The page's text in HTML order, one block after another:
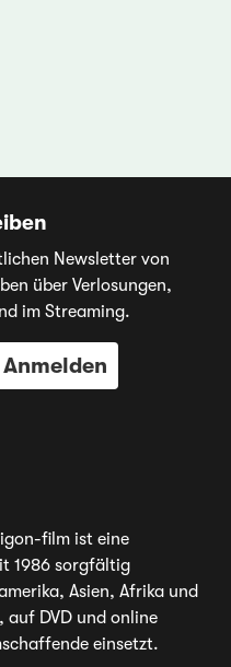
Newsletter von
über Verlosungen,
im Streaming.
film ist eine
1986 sorgfältig
Asien, Afrika und
auf DVD und online
einsetzt.